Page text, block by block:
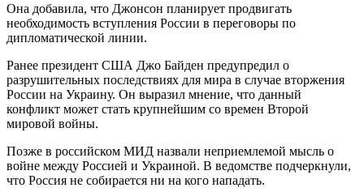
Она добавила, что Джонсон планирует продвигать
необходимость вступления России в переговоры по
дипломатической линии.
Ранее президент США Джо Байден предупредил о
разрушительных последствиях для мира в случае вторжения
России на Украину. Он выразил мнение, что данный
конфликт может стать крупнейшим со времен Второй
мировой войны.
Позже в российском МИД назвали неприемлемой мысль о
войне между Россией и Украиной. В ведомстве подчеркнули,
что Россия не собирается ни на кого нападать.